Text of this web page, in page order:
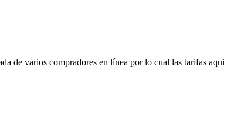
de varios compradores en línea por lo cual las tarifas aqui